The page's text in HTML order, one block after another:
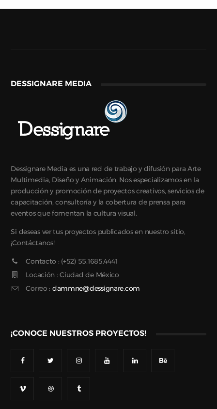
DESSIGNARE MEDIA
Dessignare Media es una red de trabajo y difusión para Arte
Multimedia, Diseño y Animación. Nos especializamos en la
producción y promoción de proyectos creativos, servicios de
capacitación, consultoría y la cobertura de prensa para
eventos que fomentan la cultura visual.
Si deseas ver tus proyectos publicados en nuestro sitio,
¡Contáctanos!
Contacto : (+52) 55.1685.4441
Locación : Ciudad de México
Correo : dammne@dessignare.com
¡CONOCE NUESTROS PROYECTOS!